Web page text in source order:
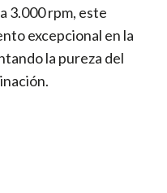
3.000 rpm, este
excepcional en la
la pureza del